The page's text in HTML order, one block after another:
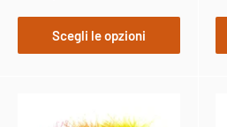
Scegli le opzioni